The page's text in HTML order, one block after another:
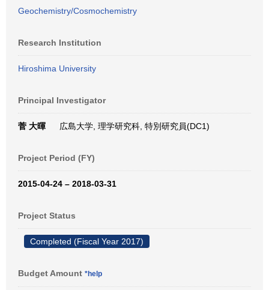
Geochemistry/Cosmochemistry
Research Institution
Hiroshima University
Principal Investigator
菅 大暉 広島大学, 理学研究科, 特別研究員(DC1)
Project Period (FY)
2015-04-24 – 2018-03-31
Project Status
Completed (Fiscal Year 2017)
Budget Amount *help